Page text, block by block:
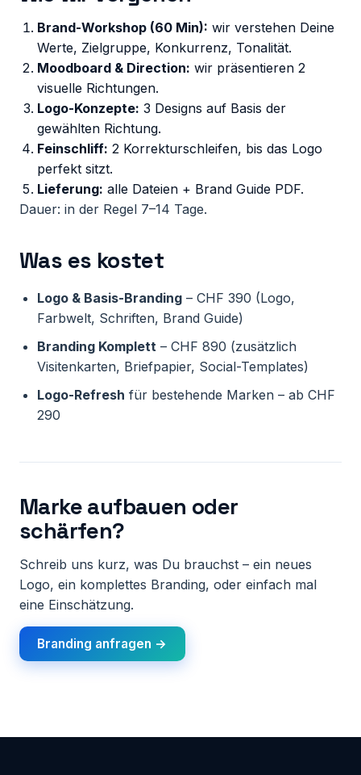
Brand-Workshop (60 Min): wir verstehen Deine
Werte, Zielgruppe, Konkurrenz, Tonalität.
Moodboard & Direction: wir präsentieren 2
visuelle Richtungen.
Logo-Konzepte: 3 Designs auf Basis der
gewählten Richtung.
Feinschliff: 2 Korrekturschleifen, bis das Logo
perfekt sitzt.
Lieferung: alle Dateien + Brand Guide PDF.
Dauer: in der Regel 7–14 Tage.
Was es kostet
Logo & Basis-Branding – CHF 390 (Logo,
Farbwelt, Schriften, Brand Guide)
Branding Komplett – CHF 890 (zusätzlich
Visitenkarten, Briefpapier, Social-Templates)
Logo-Refresh für bestehende Marken – ab CHF
290
Marke aufbauen oder
schärfen?
Schreib uns kurz, was Du brauchst – ein neues
Logo, ein komplettes Branding, oder einfach mal
eine Einschätzung.
Branding anfragen →